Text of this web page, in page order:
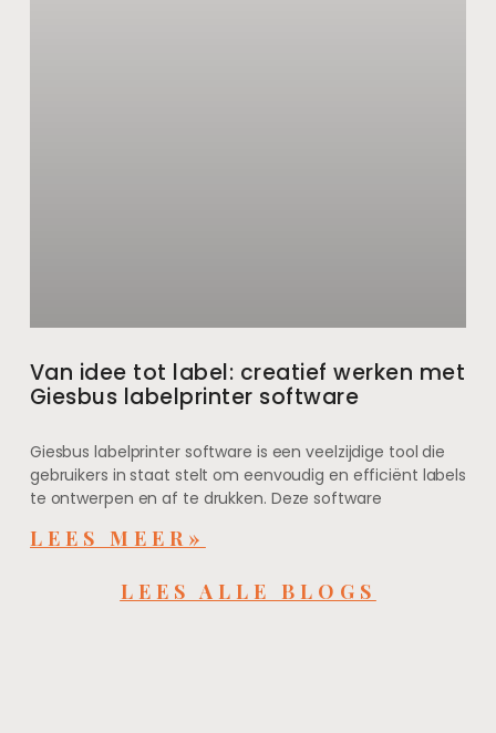
Van idee tot label: creatief werken met
Giesbus labelprinter software
Giesbus labelprinter software is een veelzijdige tool die
gebruikers in staat stelt om eenvoudig en efficiënt labels
te ontwerpen en af te drukken. Deze software
LEES MEER»
LEES ALLE BLOGS